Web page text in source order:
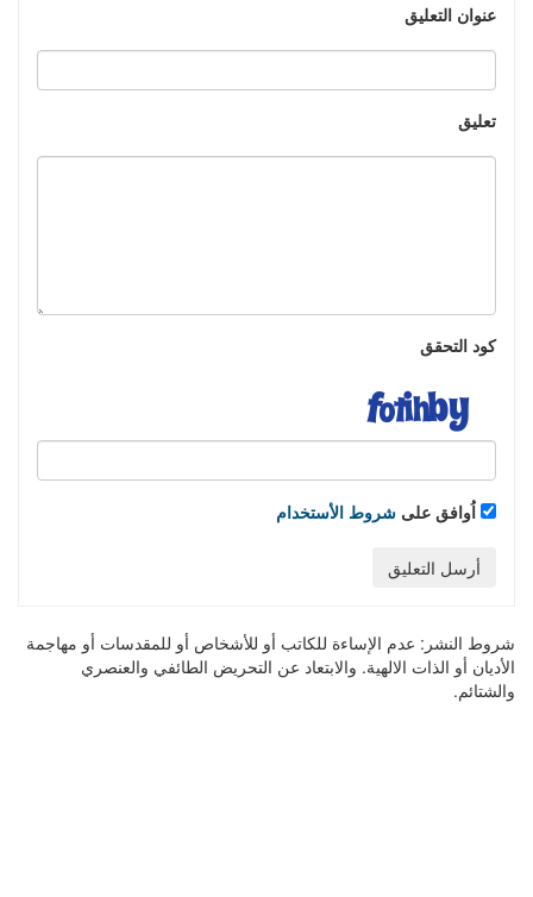
عنوان التعليق
تعليق
كود التحقق
اُوافق على شروط الأستخدام
أرسل التعليق
شروط النشر: عدم الإساءة للكاتب أو للأشخاص أو للمقدسات أو مهاجمة
الأديان أو الذات الالهية. والابتعاد عن التحريض الطائفي والعنصري
والشتائم.